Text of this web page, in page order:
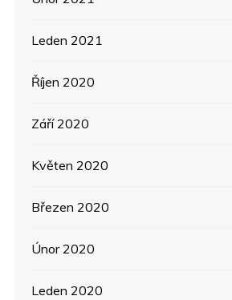
Leden 2021
Říjen 2020
Září 2020
Květen 2020
Březen 2020
Únor 2020
Leden 2020